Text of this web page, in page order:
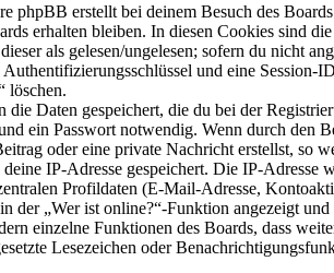
phpBB erstellt bei deinem Besuch des
erhalten bleiben. In diesen Cookies sind
als gelesen/ungelesen; sofern du nicht
und eine Session-
löschen.
die Daten gespeichert, die du bei der
ein Passwort notwendig. Wenn durch den
oder eine private Nachricht erstellst, so
IP-Adresse gespeichert. Die IP-
Profildaten (E-Mail-Adresse,
der „Wer ist online?“-Funktion angezeigt und
einzelne Funktionen des Boards, dass
Lesezeichen oder